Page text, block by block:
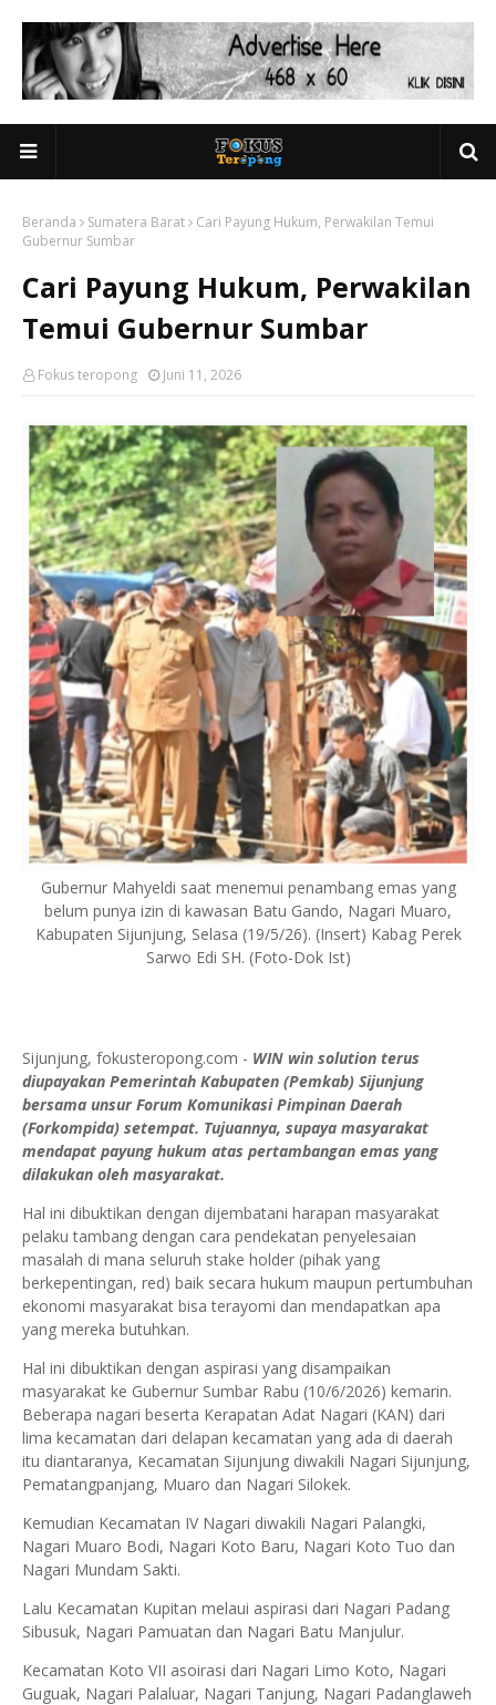
Beranda Sumatera Barat
Cari Payung Hukum, Perwakilan Temui
Gubernur Sumbar
Cari Payung Hukum, Perwakilan
Temui Gubernur Sumbar
Fokus teropong Juni 11, 2026
Gubernur Mahyeldi saat menemui penambang emas yang
belum punya izin di kawasan Batu Gando, Nagari Muaro,
Kabupaten Sijunjung, Selasa (19/5/26). (Insert) Kabag Perek
Sarwo Edi SH. (Foto-Dok Ist)
Sijunjung, fokusteropong.com - WIN win solution terus
diupayakan Pemerintah Kabupaten (Pemkab) Sijunjung
bersama unsur Forum Komunikasi Pimpinan Daerah
(Forkompida) setempat. Tujuannya, supaya masyarakat
mendapat payung hukum atas pertambangan emas yang
dilakukan oleh masyarakat.
Hal ini dibuktikan dengan dijembatani harapan masyarakat
pelaku tambang dengan cara pendekatan penyelesaian
masalah di mana seluruh stake holder (pihak yang
berkepentingan, red) baik secara hukum maupun pertumbuhan
ekonomi masyarakat bisa terayomi dan mendapatkan apa
yang mereka butuhkan.
Hal ini dibuktikan dengan aspirasi yang disampaikan
masyarakat ke Gubernur Sumbar Rabu (10/6/2026) kemarin.
Beberapa nagari beserta Kerapatan Adat Nagari (KAN) dari
lima kecamatan dari delapan kecamatan yang ada di daerah
itu diantaranya, Kecamatan Sijunjung diwakili Nagari Sijunjung,
Pematangpanjang, Muaro dan Nagari Silokek.
Kemudian Kecamatan IV Nagari diwakili Nagari Palangki,
Nagari Muaro Bodi, Nagari Koto Baru, Nagari Koto Tuo dan
Nagari Mundam Sakti.
Lalu Kecamatan Kupitan melaui aspirasi dari Nagari Padang
Sibusuk, Nagari Pamuatan dan Nagari Batu Manjulur.
Kecamatan Koto VII asoirasi dari Nagari Limo Koto, Nagari
Guguak, Nagari Palaluar, Nagari Tanjung, Nagari Padanglaweh